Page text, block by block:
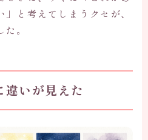
と考えてしまうクセが、
。
いが見えた